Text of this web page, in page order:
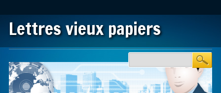
Lettres vieux papiers
Main menu